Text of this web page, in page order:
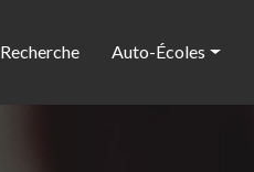
Recherche Auto-Écoles